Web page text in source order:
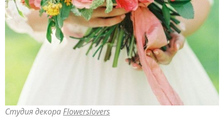
Студия декораFlowerslovers